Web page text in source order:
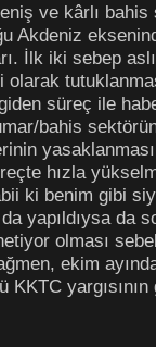
ve kârlı bahis
Akdeniz
İlk iki sebep
olarak
giden süreç ile
bahis
hızla
ki benim gibi
yapıldıysa
olması
ekim
KKTC